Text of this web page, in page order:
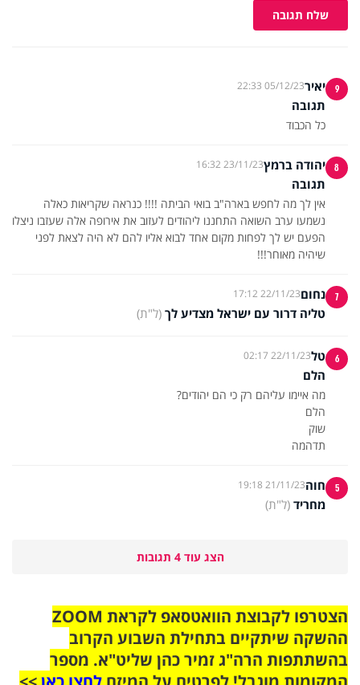
שלח תגובה
9 יאיר05/12/23 22:33
תגובה
כל הכבוד
8 יהודה ברמץ23/11/23 16:32
תגובה
אין לך מה לחפש בארה"ב בואי הביתה !!!! כנראה שקריאות כאלה
נשמעו ערב השואה התחננו ליהודים לעזוב את אירופה אלה שעזבו ניצלו
הפעם יש לך לפחות מקום אחד לבוא אליו להם לא היה לצאת לפני
שיהיה מאוחר!!!
7 נחום22/11/23 17:12
טליה דרור עם ישראל מצדיע לך (ל"ת)
6 טל22/11/23 02:17
הלם
תדהמה
5 חוה21/11/23 19:18
מחריד (ל"ת)
הצג עוד 4 תגובות
הצטרפו לקבוצת הוואטסאפ לקראת ZOOM
ההשקה שיתקיים בתחילת השבוע הקרוב
בהשתתפות הרה"ג זמיר כהן שליט"א. מספר